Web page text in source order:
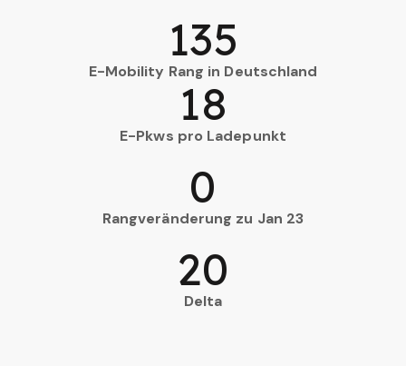
E-Mobility Rang in Deutschland
135
E-Pkws pro Ladepunkt
18
Rangveränderung zu Jan 23
0
Delta
20